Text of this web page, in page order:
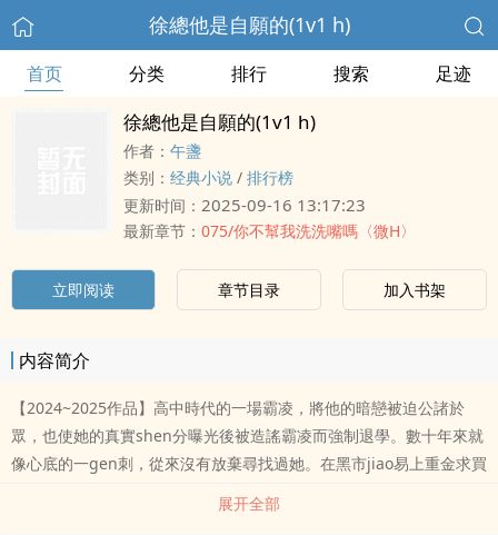
徐總他是自願的(1v1 h)
首页 分类 排行 搜索 足迹
徐總他是自願的(1v1 h)
作者： 午盞
类别： 经典小说 / 排行榜
更新时间： 2025-09-16 13:17:23
最新章节： 075/你不幫我洗洗嘴嗎〈微H〉
立即阅读 章节目录 加入书架
内容简介
【2024~2025作品】高中時代的一場霸凌，將他的暗戀被迫公諸於
眾，也使她的真實shen分曝光後被造謠霸凌而強制退學。數十年來就
像心底的一gen刺，從來沒有放棄尋找過她。在黑市jiao易上重金求買
黑dao角頭千金鄭知予的消息，因而誤ru綁架陷阱，卻也是他與她久
別重逢的開始。徐璟廷幾乎是帶著哭腔的祈求，「知雨……上我……」
展开全部